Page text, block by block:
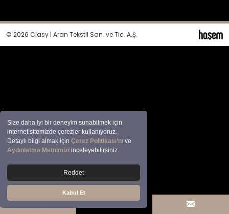
Size daha iyi bir deneyim sunabilmek için
internet sitemizde çerezler kullanıyoruz.
Detaylı bilgi almak içinÇerez Politikası’nı ve
Aydınlatma Metnimizi inceleyebilirsiniz.
Reddet
Kabul Et
© 2026 Clasy | Aran Tekstil San. ve Tic. A.Ş.